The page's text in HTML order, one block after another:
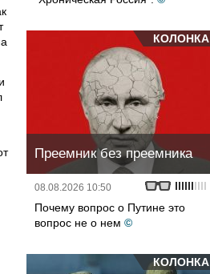
КОЛОНКА
Преемник без преемника
08.08.2026 10:50
Почему вопрос о Путине это
вопрос не о нем ©
КОЛОНКА